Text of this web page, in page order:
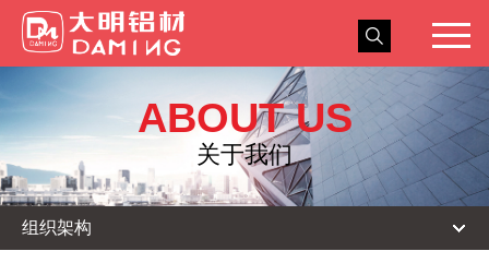
关于我们
新闻中心
产品展示
ABOUT US
关于我们
组织架构